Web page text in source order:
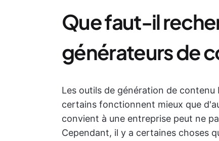
Que faut-il
générateurs de
Les outils de génération de
certains fonctionnent mieux que
convient à une entreprise peut ne
Cependant, il y a certaines choses